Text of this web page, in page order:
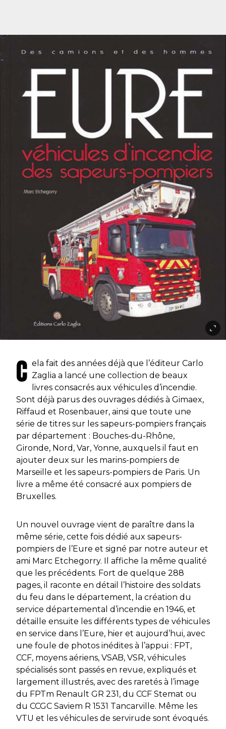
C ela fait des années déjà que l’éditeur Carlo
Zaglia a lancé une collection de beaux
livres consacrés aux véhicules d’incendie.
Sont déjà parus des ouvrages dédiés à Gimaex,
Riffaud et Rosenbauer, ainsi que toute une
série de titres sur les sapeurs-pompiers français
par département : Bouches-du-Rhône,
Gironde, Nord, Var, Yonne, auxquels il faut en
ajouter deux sur les marins-pompiers de
Marseille et les sapeurs-pompiers de Paris. Un
livre a même été consacré aux pompiers de
Bruxelles.
Un nouvel ouvrage vient de paraître dans la
même série, cette fois dédié aux sapeurs-
pompiers de l’Eure et signé par notre auteur et
ami Marc Etchegorry. Il affiche la même qualité
que les précédents. Fort de quelque 288
pages, il raconte en détail l’histoire des soldats
du feu dans le département, la création du
service départemental d’incendie en 1946, et
détaille ensuite les différents types de véhicules
en service dans l’Eure, hier et aujourd’hui, avec
une foule de photos inédites à l’appui : FPT,
CCF, moyens aériens, VSAB, VSR, véhicules
spécialisés sont passés en revue, expliqués et
largement illustrés, avec des raretés à l’image
du FPTm Renault GR 231, du CCF Stemat ou
du CCGC Saviem R 1531 Tancarville. Même les
VTU et les véhicules de servirude sont évoqués.